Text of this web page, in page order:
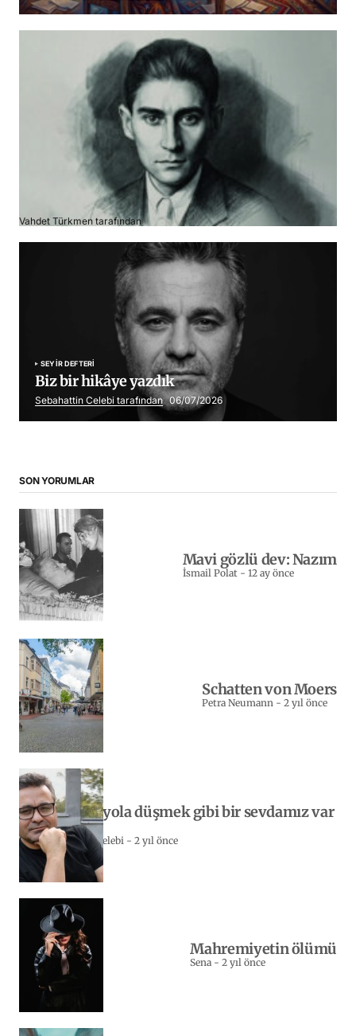
Franz Kafka
Vahdet Türkmen tarafından 06/07/2026
SEYIR DEFTERI
Biz bir hikâye yazdık
Sebahattin Celebi tarafından 06/07/2026
SON YORUMLAR
Mavi gözlü dev: Nazım
İsmail Polat- 12 ay önce
Schatten von Moers
Petra Neumann -2 yıl önce
Yeniden yola düşmek gibi bir sevdamız var
bizim…
Sebahattin Celebi - 2 yıl önce
Mahremiyetin ölümü
Sena -2 yıl önce